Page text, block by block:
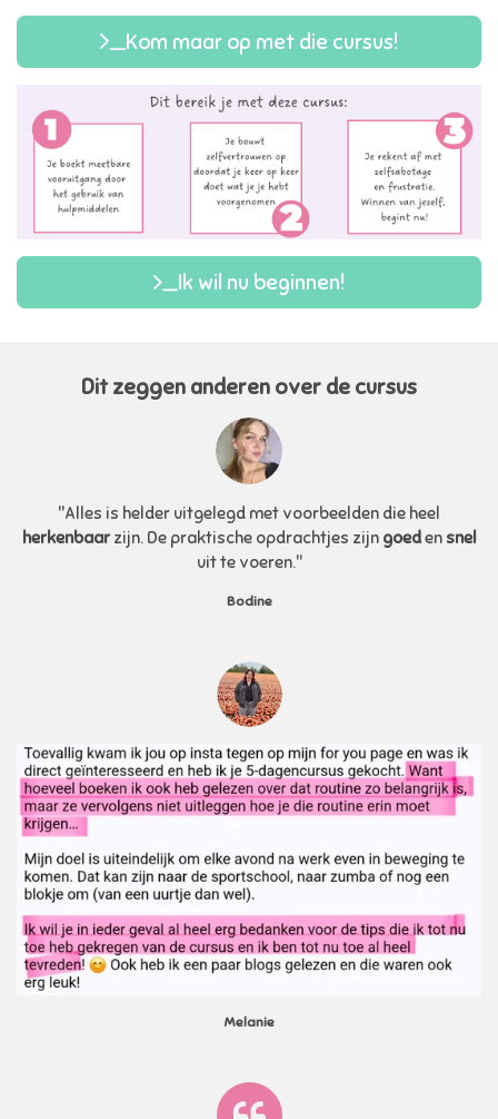
Kom maar op met die cursus!
Ik wil nu beginnen!
Dit zeggen anderen over de cursus
"Alles is helder uitgelegd met voorbeelden die heel
herkenbaarzijn. De praktische opdrachtjes zijn goeden snel
uit te voeren."
Bodine
Melanie